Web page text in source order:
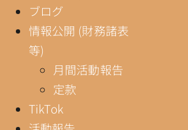
ブログ
情報公開 (財務諸表
等)
月間活動報告
定款
TikTok